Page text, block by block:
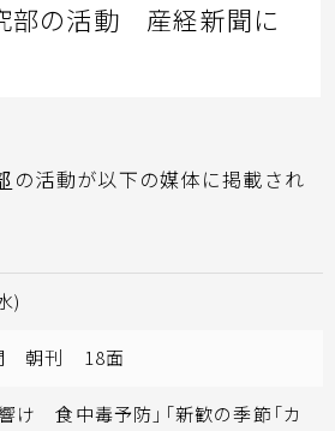
部の活動 産経新聞に
の活動が以下の媒体に掲載され
)
朝刊 18面
け 食中毒予防」「新歓の季節「カ